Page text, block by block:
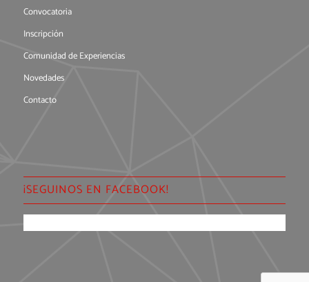
Convocatoria
Inscripción
Comunidad de Experiencias
Novedades
Contacto
¡SEGUINOS EN FACEBOOK!